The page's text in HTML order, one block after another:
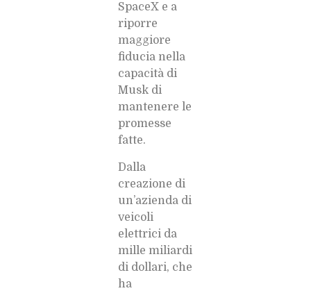
SpaceX e a
riporre
maggiore
fiducia nella
capacità di
Musk di
mantenere le
promesse
fatte.
Dalla
creazione di
un’azienda di
veicoli
elettrici da
mille miliardi
di dollari, che
ha